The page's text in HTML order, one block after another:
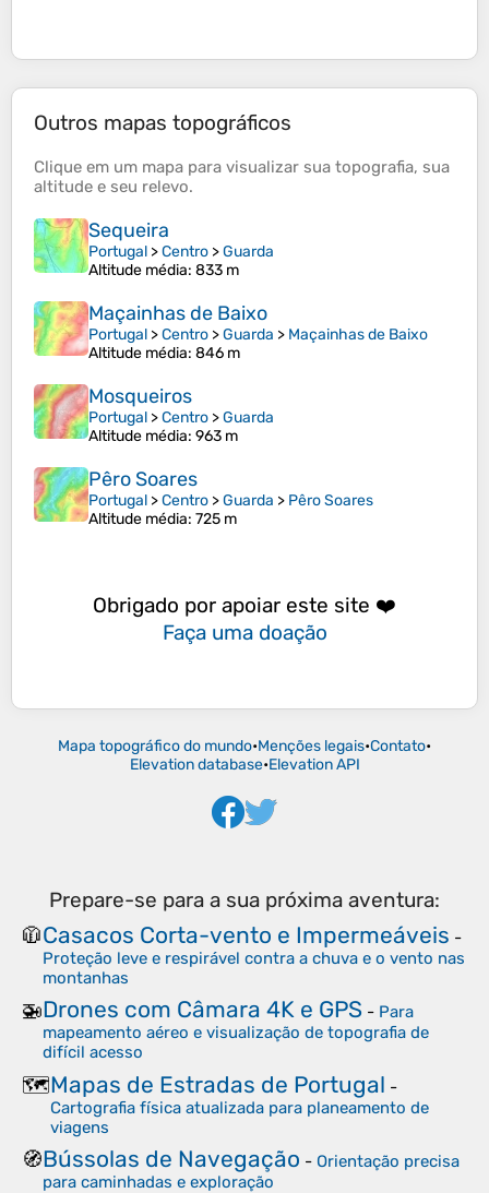
Outros mapas topográficos
Clique em um mapa para visualizar sua topografia, sua
altitude e seu relevo.
Sequeira
Portugal >Centro >Guarda
Altitude média: 833 m
Maçainhas de Baixo
Portugal >Centro >Guarda > Maçainhas de Baixo
Altitude média: 846 m
Mosqueiros
Portugal >Centro >Guarda
Altitude média: 963 m
Pêro Soares
Portugal >Centro >Guarda > Pêro Soares
Altitude média: 725 m
Obrigado por apoiar este site ❤️
Faça uma doação
Mapa topográfico do mundo•Menções legais•Contato•
Elevation database•Elevation API
Prepare-se para a sua próxima aventura:
🧥Casacos Corta-vento e Impermeáveis -
Proteção leve e respirável contra a chuva e o vento nas
montanhas
🚁Drones com Câmara 4K e GPS - Para
mapeamento aéreo e visualização de topografia de
difícil acesso
🗺️Mapas de Estradas de Portugal -
Cartografia física atualizada para planeamento de
viagens
🧭Bússolas de Navegação - Orientação precisa
para caminhadas e exploração